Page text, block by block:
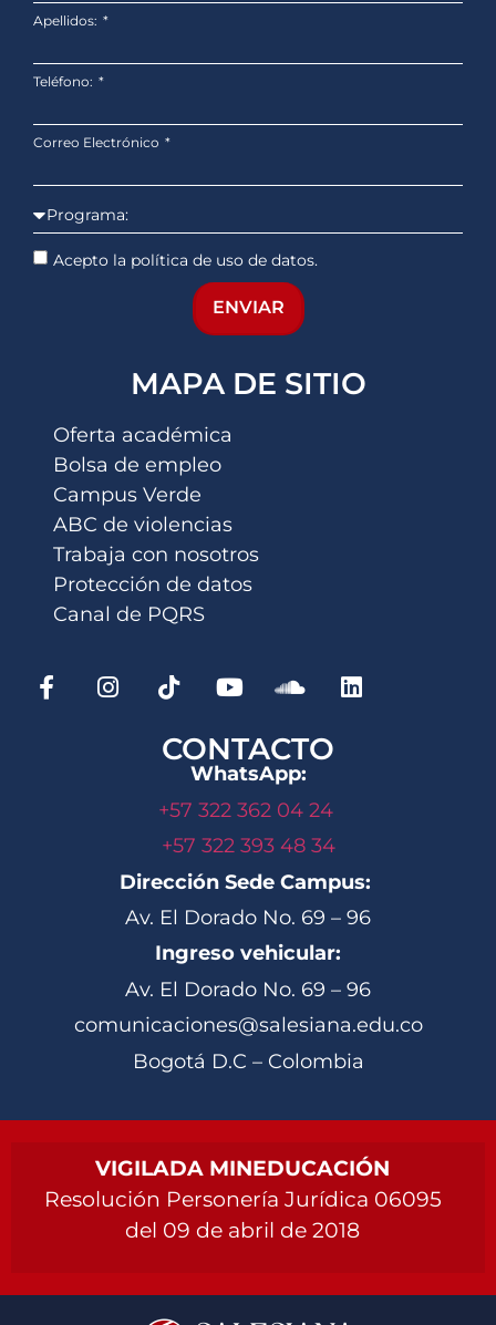
Apellidos:
Teléfono:
Correo Electrónico
Acepto la política de uso de datos.
ENVIAR
MAPA DE SITIO
Oferta académica
Bolsa de empleo
Campus Verde
ABC de violencias
Trabaja con nosotros
Protección de datos
Canal de PQRS
CONTACTO
WhatsApp:
+57 322 362 04 24
+57 322 393 48 34
Dirección Sede Campus:
Av. El Dorado No. 69 – 96
Ingreso vehicular:
Av. El Dorado No. 69 – 96
comunicaciones@salesiana.edu.co
Bogotá D.C – Colombia
VIGILADA MINEDUCACIÓN
Resolución Personería Jurídica 06095
del 09 de abril de 2018